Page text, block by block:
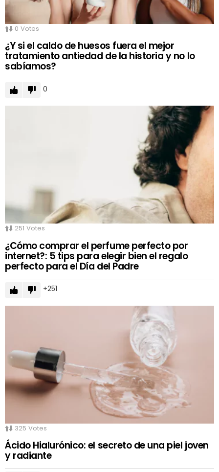
0 Votes
¿Y si el caldo de huesos fuera el mejor
tratamiento antiedad de la historia y no lo
sabíamos?
0
251 Votes
¿Cómo comprar el perfume perfecto por
internet?: 5 tips para elegir bien el regalo
perfecto para el Día del Padre
251
325 Votes
Ácido Hialurónico: el secreto de una piel joven
y radiante